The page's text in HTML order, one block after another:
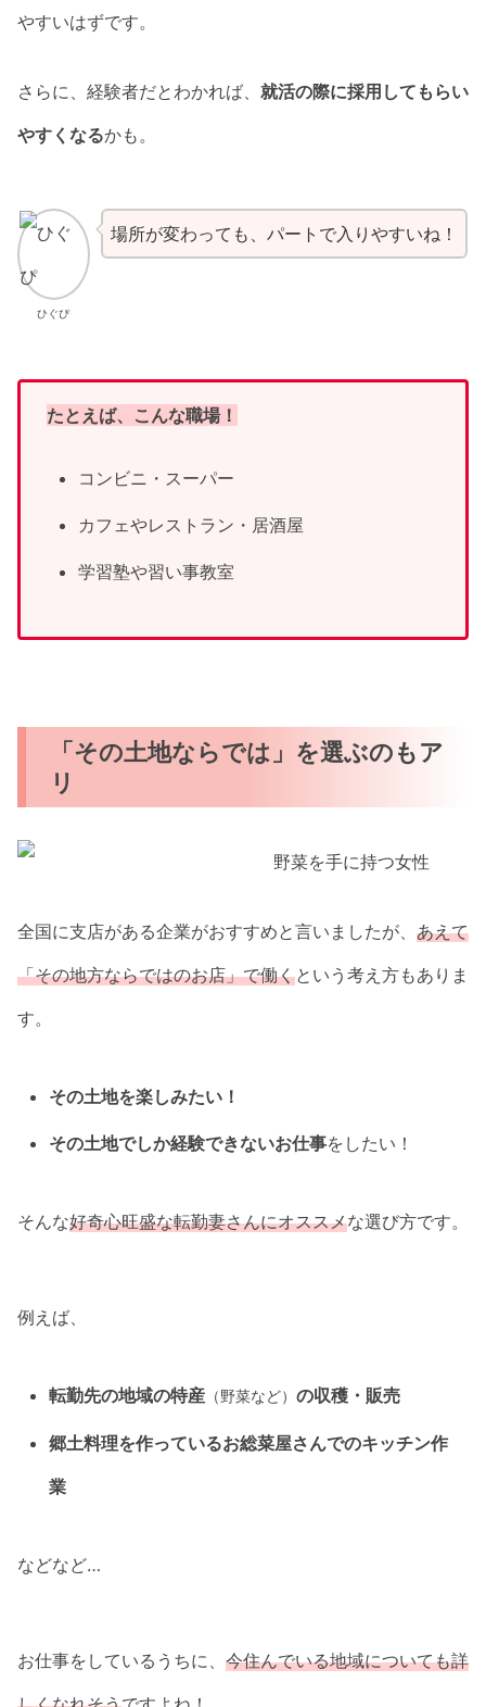
やすいはずです。
さらに、経験者だとわかれば、 就活の際に採用してもらい
やすくなるかも。
ひぐぴ
場所が変わっても、パートで入りやすいね！
たとえば、こんな職場！
コンビニ・スーパー
カフェやレストラン・居酒屋
学習塾や習い事教室
「その土地ならでは」を選ぶのもア
リ
全国に支店がある企業がおすすめと言いましたが、 あえて
「その地方ならではのお店」で働くという考え方もありま
す。
その土地を楽しみたい！
その土地でしか経験できないお仕事をしたい！
そんな好奇心旺盛な転勤妻さんにオススメな選び方です。
例えば、
転勤先の地域の特産 （野菜など）の収穫・販売
郷土料理を作っているお総菜屋さんでのキッチン作
業
などなど…
お仕事をしているうちに、 今住んでいる地域についても詳